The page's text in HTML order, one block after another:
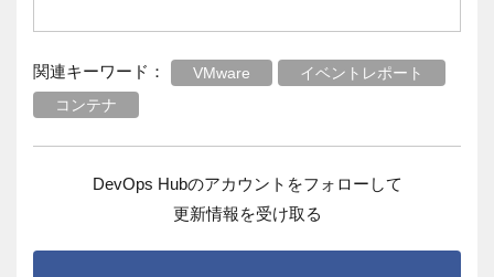
関連キーワード： VMware
イベントレポート
コンテナ
DevOps Hubのアカウントをフォローして
更新情報を受け取る